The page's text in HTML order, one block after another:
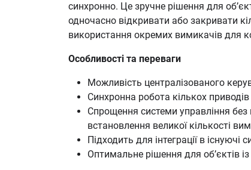
синхронно. Це зручне рішення для
одночасно відкривати або закривати
використання окремих вимикачів для
Особливості та переваги
Можливість централізованого
Синхронна робота кількох
Спрощення системи управління без
встановлення великої кількості
Підходить для інтеграції в існуючі
Оптимальне рішення для об’єктів